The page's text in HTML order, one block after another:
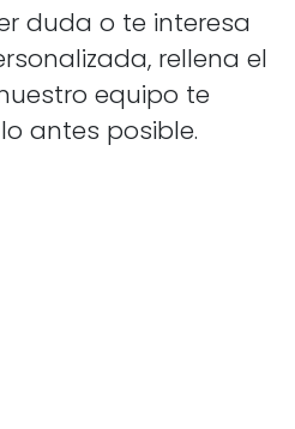
duda o te interesa
rellena el
equipo te
antes posible.